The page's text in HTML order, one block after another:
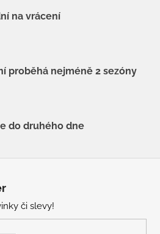
na vrácení
proběhá nejméně 2 sezóny
do druhého dne
či slevy!